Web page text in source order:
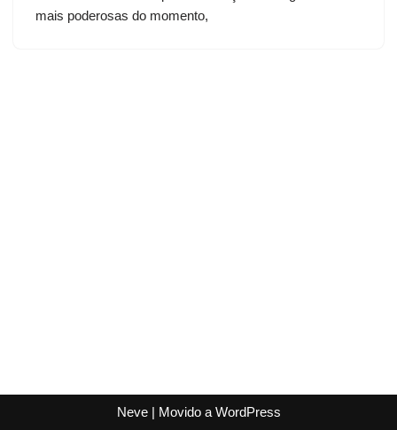
mais poderosas do momento,
Neve| Movido a WordPress